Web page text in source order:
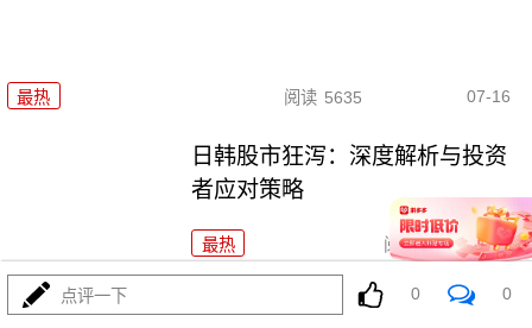
最热 阅读 5635 07-16
日韩股市狂泻：深度解析与投资
者应对策略
最热 阅读 5158
日韩股市开盘双双重挫，多重利空共振引发恐慌
点评一下 0 0